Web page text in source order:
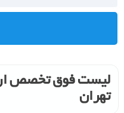
لیست فوق تخصص
تهران